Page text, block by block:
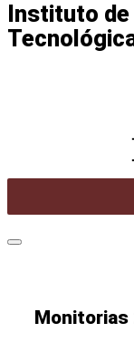
Instituto
Monitorias